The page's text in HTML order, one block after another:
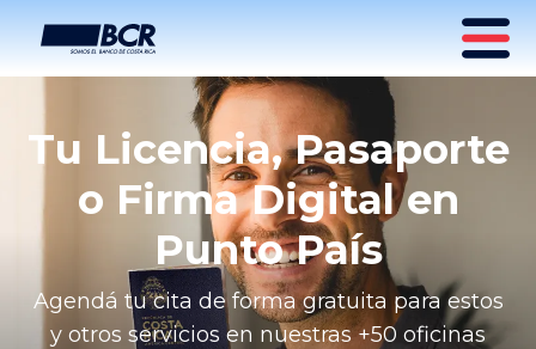
Tu Licencia, Pasaporte
o Firma Digital en
Punto País
Agendá tu cita de forma gratuita para estos
y otros servicios en nuestras +50 oficinas